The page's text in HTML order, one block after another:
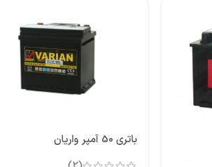
باتری 50 آمپر واریان